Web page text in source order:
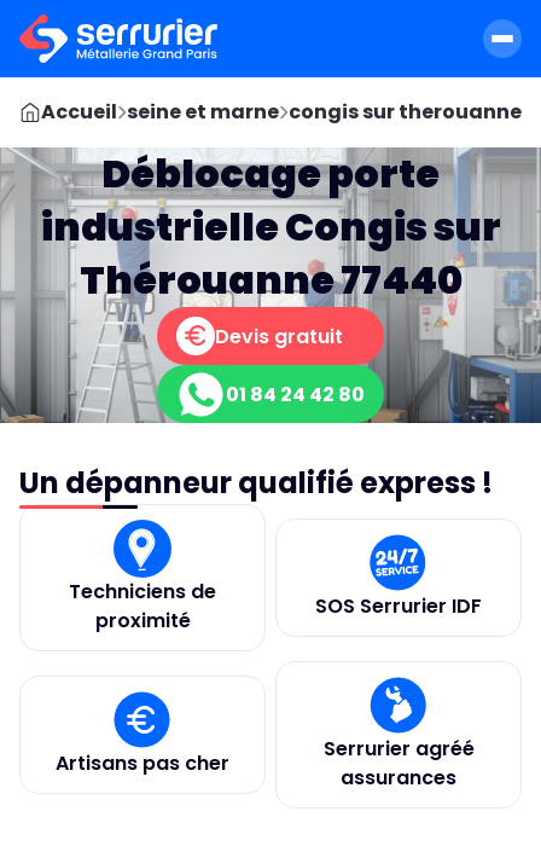
Accueil seine et marne congis sur therouanne
Déblocage porte
industrielle Congis sur
Thérouanne 77440
Devis gratuit
01 84 24 42 80
Un dépanneur qualifié express !
Techniciens de
proximité
SOS Serrurier IDF
Artisans pas cher
Serrurier agréé
assurances